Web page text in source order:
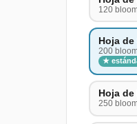
120
Hoja de
200
★
Hoja
250